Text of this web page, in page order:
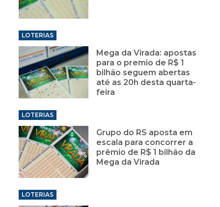
LOTERIAS
Mega da Virada: apostas
para o premio de R$ 1
bilhão seguem abertas
até as 20h desta quarta-
feira
LOTERIAS
Grupo do RS aposta em
escala para concorrer a
prêmio de R$ 1 bilhão da
Mega da Virada
LOTERIAS